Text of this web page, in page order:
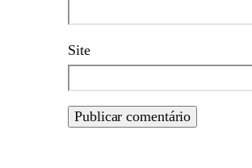
Site